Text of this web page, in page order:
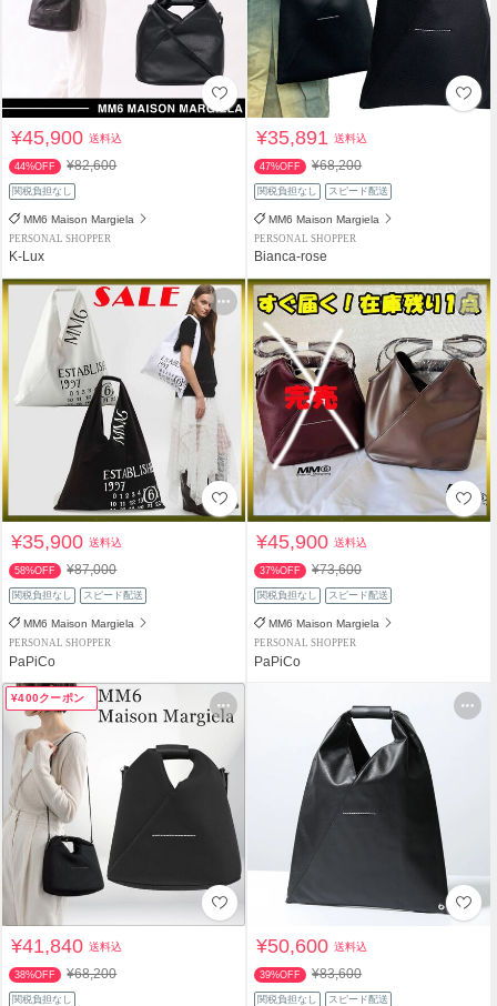
¥45,900送料込
44%OFF ¥82,600
関税負担なし
MM6 Maison Margiela
PERSONAL SHOPPER
K-Lux
¥35,891送料込
47%OFF ¥68,200
関税負担なし スピード配送
MM6 Maison Margiela
PERSONAL SHOPPER
Bianca-rose
¥35,900送料込
58%OFF ¥87,000
関税負担なし スピード配送
MM6 Maison Margiela
PERSONAL SHOPPER
PaPiCo
¥45,900送料込
37%OFF ¥73,600
関税負担なし スピード配送
MM6 Maison Margiela
PERSONAL SHOPPER
PaPiCo
¥400クーポン
¥41,840送料込
38%OFF ¥68,200
関税負担なし
¥50,600送料込
39%OFF ¥83,600
関税負担なし スピード配送